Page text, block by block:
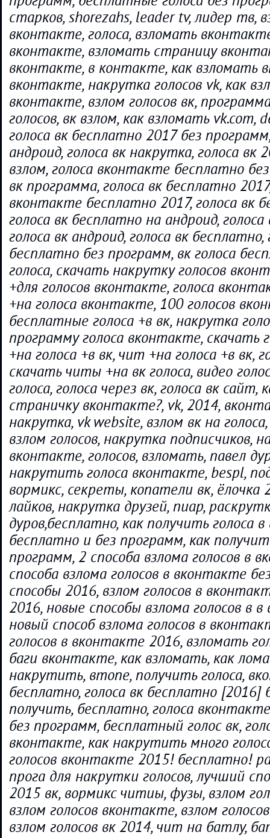
старков, shorezahs, leader tv, лидер тв,
вконтакте, голоса, взломать
вконтакте, взломать страницу
вконтакте, в контакте, как взломать
вконтакте, накрутка голосов vk, как
вконтакте, взлом голосов вк,
голосов, вк взлом, как взломать vk.com,
голоса вк бесплатно 2017 без
андроид, голоса вк накрутка, голоса вк
взлом, голоса вконтакте бесплатно
вк программа, голоса вк бесплатно
вконтакте бесплатно 2017, голоса вк
голоса вк бесплатно на андроид,
голоса вк андроид, голоса вк бесплатно,
бесплатно без программ, вк голоса
голоса, скачать накрутку голосов
+для голосов вконтакте, голоса
+на голоса вконтакте, 100 голосов
бесплатные голоса +в вк, накрутка
программу голоса вконтакте, скачать
+на голоса +в вк, чит +на голоса +в вк,
скачать читы +на вк голоса, видео
голоса, голоса через вк, голоса вк сайт,
страничку вконтакте?, vk, 2014,
накрутка, vk website, взлом вк на
взлом голосов, накрутка подписчиков,
вконтакте, голосов, взломать, павел
накрутить голоса вконтакте, bespl,
вормикс, секреты, копатели вк, ёлочка
лайков, накрутка друзей, пиар,
дуров,бесплатно, как получить голоса
бесплатно и без программ, как
программ, 2 способа взлома голосов в
способа взлома голосов в вконтакте
способы 2016, взлом голосов в
2016, новые способы взлома голосов в
новый способ взлома голосов в
голосов в вконтакте 2016, взломать
баги вконтакте, как взломать, как
накрутить, втопе, получить голоса,
бесплатно, голоса вк бесплатно [2016]
получить, бесплатно, голоса
без программ, бесплатный голос вк,
вконтакте, как накрутить много
голосов вконтакте 2015! бесплатно!
прога для накрутки голосов, лучший
2015 вк, вормикс читиы, фузы, взлом
взлом голосов вконтакте, взлом
взлом голосов вк 2014, чит на батлу,